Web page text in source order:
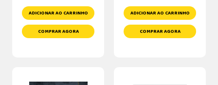
ADICIONAR AO CARRINHO
COMPRAR AGORA
ADICIONAR AO CARRINHO
COMPRAR AGORA